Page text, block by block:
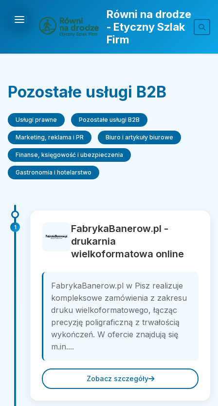
Równi na drodze
- Etyczny Szlak
Firm
Pozostałe usługi B2B
Usługi prawne Pozostałe usługi B2B
Marketing, reklama i PR Biuro i artykuły biurowe
Finanse, księgowość i ubezpieczenia
Gastronomia i hotelarstwo
1
FabrykaBanerow.pl -
drukarnia
wielkoformatowa online
FabrykaBanerow.pl w Pisz realizuje
kompleksowe zamówienia z zakresu
druku wielkoformatowego, łącząc
precyzję poligraficzną z trwałością
wykończeń. W ofercie znajdują się
m.in....
Zobacz szczegóły